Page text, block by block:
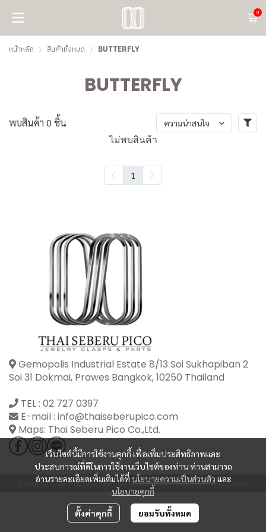
0
หน้าหลัก สินค้าทั้งหมด BUTTERFLY
BUTTERFLY
พบสินค้า 0 ชิ้น ความน่าสนใจ
ไม่พบสินค้า
1
เว็บไซต์นี้มีการใช้งานคุกกี้ เพื่อเพิ่มประสิทธิภาพและ
ประสบการณ์ที่ดีในการใช้งานเว็บไซต์ของท่าน ท่านสามารถ
อ่านรายละเอียดเพิ่มเติมได้ที่ นโยบายความเป็นส่วนตัว และ
นโยบายคุกกี้
ตั้งค่าคุกกี้ ยอมรับทั้งหมด
Gemopolis Industrial Estate 8/13 Soi Sukhapiban 2
Soi 31 Dokmai, Prawes Bangkok, 10250 Thailand
TEL : 02 727 0397
E-mail : info@thaiseberupico.com
Maps: Thai Seberu Pico Co.,Ltd.
Copyright | All Rights Reserved | Powered by thaiseberupico.com